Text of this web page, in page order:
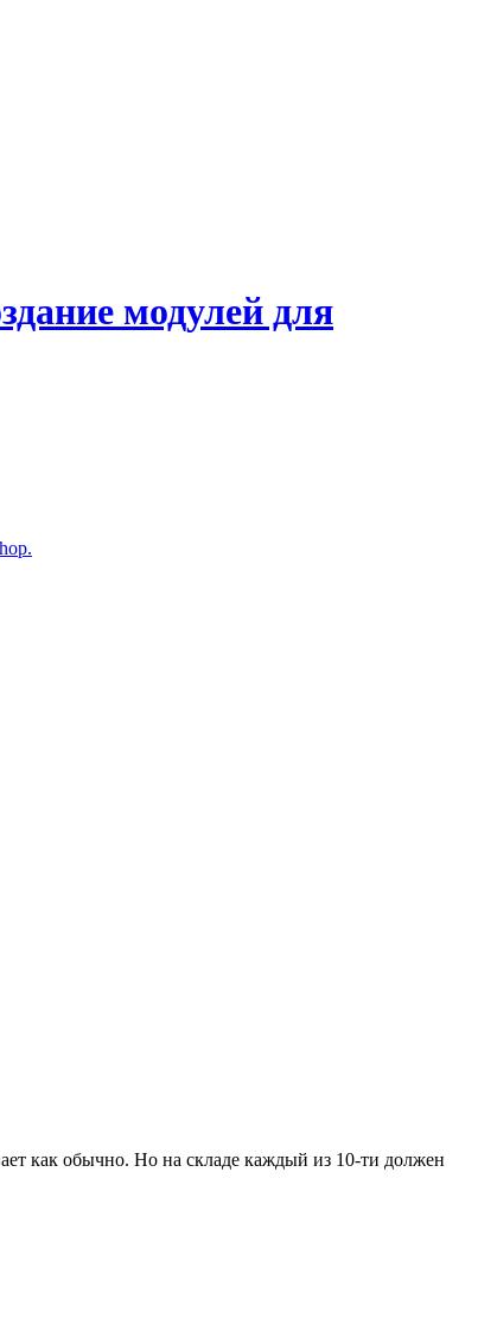
как обычно. Но на складе каждый из 10-ти должен